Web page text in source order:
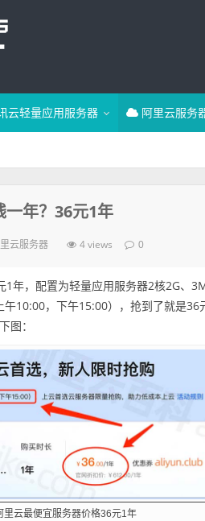
云轻量应用服务器 阿里云服务
一年？36元1年
云服务器 4 views 0
年，配置为轻量应用服务器2核2G、
10:00，下午15:00），抢到了就是
图：
里云最便宜服务器价格36元1年